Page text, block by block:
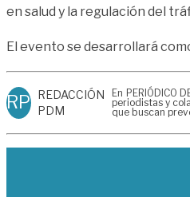
en salud y la regulación del
El evento se desarrollará
RP REDACCIÓN
PDM
En
periodistas y
que buscan